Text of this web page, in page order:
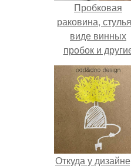
Пробковая
раковина,
виде винных
пробок и
чудеса
дизайнерской
мысли.
Откуда у